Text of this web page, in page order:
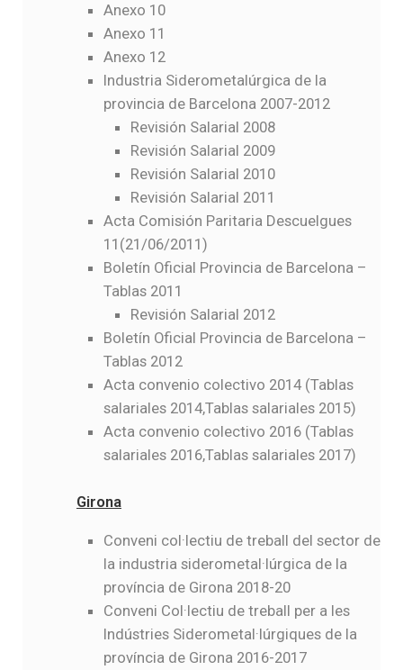
Anexo 10
Anexo 11
Anexo 12
Industria Siderometalúrgica de la
provincia de Barcelona 2007-2012
Revisión Salarial 2008
Revisión Salarial 2009
Revisión Salarial 2010
Revisión Salarial 2011
Acta Comisión Paritaria Descuelgues
11(21/06/2011)
Boletín Oficial Provincia de Barcelona –
Tablas 2011
Revisión Salarial 2012
Boletín Oficial Provincia de Barcelona –
Tablas 2012
Acta convenio colectivo 2014 (Tablas
salariales 2014,Tablas salariales 2015)
Acta convenio colectivo 2016 (Tablas
salariales 2016,Tablas salariales 2017)
Girona
Conveni col·lectiu de treball del sector de
la industria siderometal·lúrgica de la
província de Girona 2018-20
Conveni Col·lectiu de treball per a les
Indústries Siderometal·lúrgiques de la
província de Girona 2016-2017